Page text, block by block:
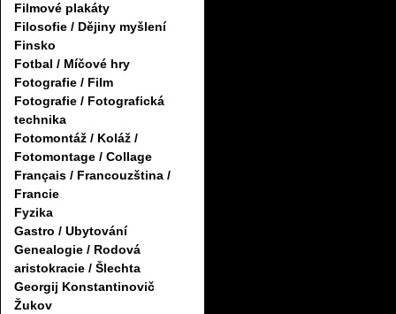
Filmové plakáty
Filosofie / Dějiny myšlení
Finsko
Fotbal / Míčové hry
Fotografie / Film
Fotografie / Fotografická
technika
Fotomontáž / Koláž /
Fotomontage / Collage
Français / Francouzština /
Francie
Fyzika
Gastro / Ubytování
Genealogie / Rodová
aristokracie / Šlechta
Georgij Konstantinovič
Žukov